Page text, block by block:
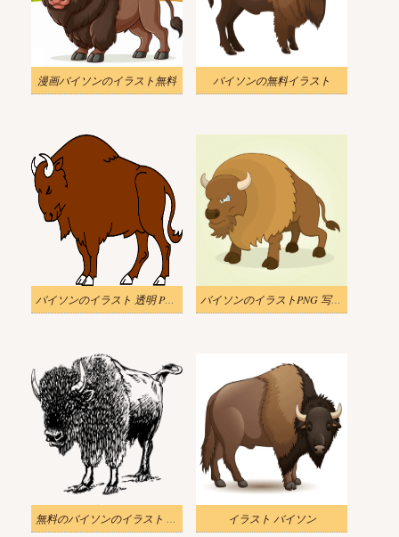
漫画バイソンのイラスト無料 バイソンの無料イラスト
バイソンのイラスト 透明 PNG バイソンのイラストPNG 写真 2
無料のバイソンのイラスト 白黒 イラスト バイソン